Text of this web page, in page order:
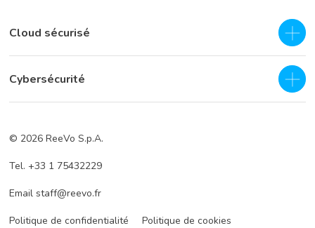
Cloud sécurisé
IAAS - Cloud privé
Hybrid Cloud
Cybersécurité
24/7
Services de prévention
Services de défense
Incident réponse
© 2026 ReeVo S.p.A.
Tel. +33 1 75432229
Email staff@reevo.fr
Politique de confidentialité Politique de cookies